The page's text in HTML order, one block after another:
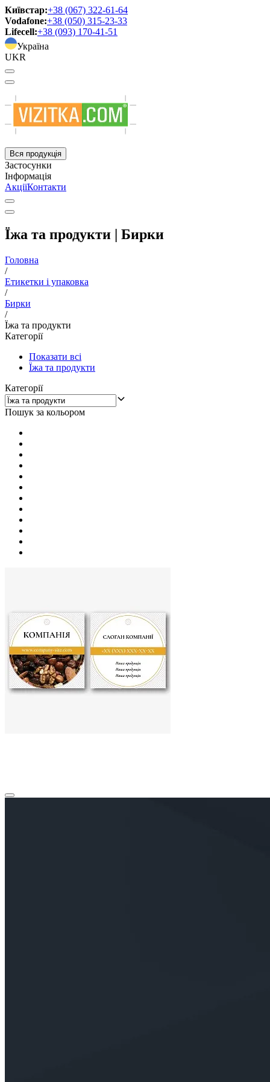
Київстар:+38 (067) 322-61-64
Vodafone:+38 (050) 315-23-33
Lifecell:+38 (093) 170-41-51
Україна
UKR
Вся продукція
Застосунки
Інформація
АкціїКонтакти
Їжа та продукти | Бирки
Головна
/
Етикетки і упаковка
/
Бирки
/
Їжа та продукти
Категорії
Показати всі
Їжа та продукти
Категорії
Пошук за кольором